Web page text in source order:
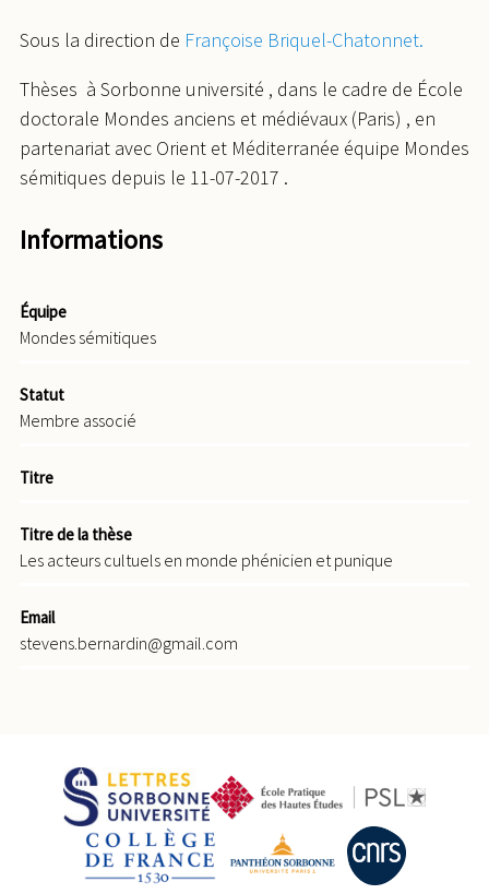
Sous la direction de Françoise Briquel-Chatonnet.
Thèses à Sorbonne université , dans le cadre de École
doctorale Mondes anciens et médiévaux (Paris) , en
partenariat avec Orient et Méditerranée équipe Mondes
sémitiques depuis le 11-07-2017 .
Informations
Équipe
Mondes sémitiques
Statut
Membre associé
Titre
Titre de la thèse
Les acteurs cultuels en monde phénicien et punique
Email
stevens.bernardin@gmail.com